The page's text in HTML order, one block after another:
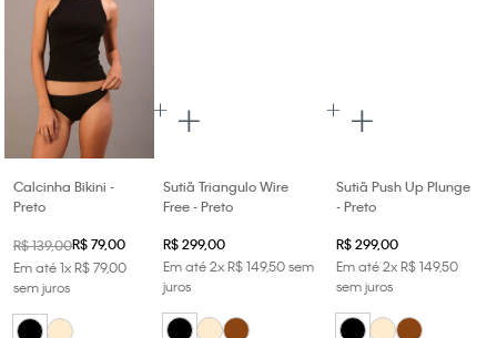
Calcinha Bikini -
Preto
R$139,00R$79,00
Em até1xR$79,00
sem juros
Sutiã Triangulo Wire
Free - Preto
R$299,00
Em até2xR$149,50sem
juros
Sutiã Push Up Plunge
- Preto
R$299,00
Em até2xR$149,50
sem juros